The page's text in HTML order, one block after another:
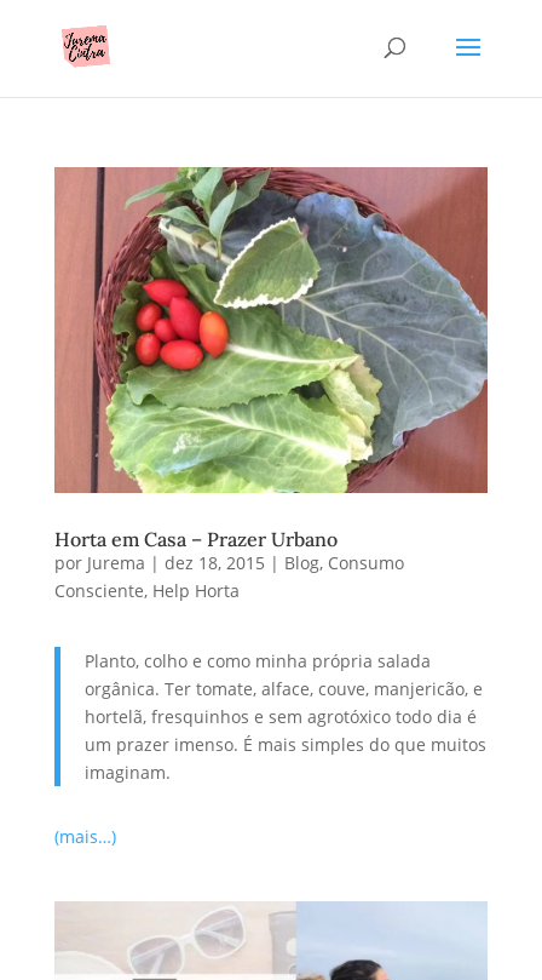
Horta em Casa – Prazer Urbano
por Jurema | dez 18, 2015 | Blog, Consumo
Consciente, Help Horta
Planto, colho e como minha própria salada
orgânica. Ter tomate, alface, couve, manjericão, e
hortelã, fresquinhos e sem agrotóxico todo dia é
um prazer imenso. É mais simples do que muitos
imaginam.
(mais…)